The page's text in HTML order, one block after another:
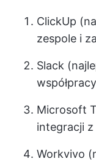
ClickUp
zespole i
Slack
Microsoft
integracji
Workvivo